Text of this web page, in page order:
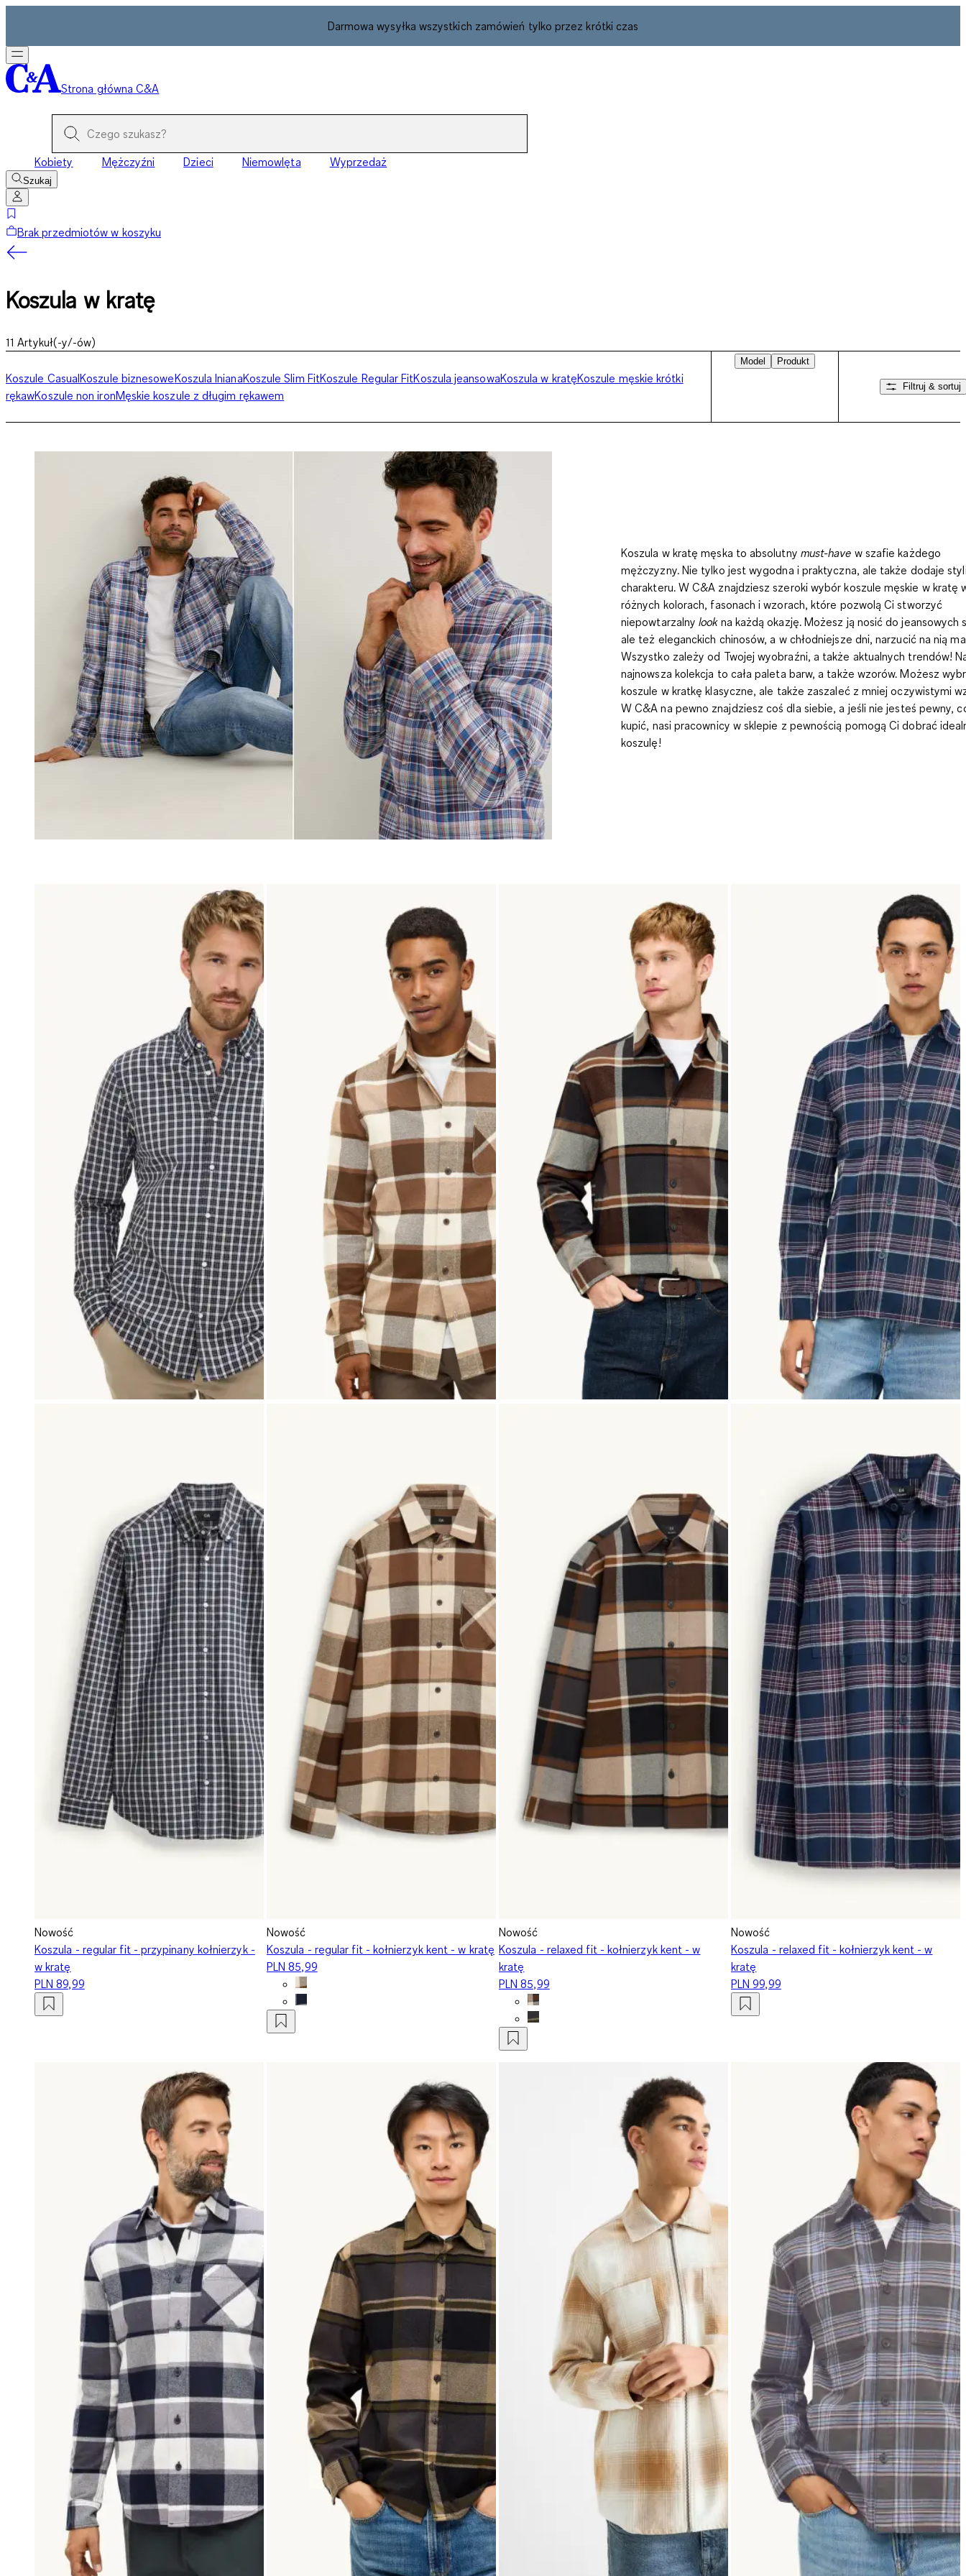
Darmowa wysyłka wszystkich zamówień tylko przez krótki czas
Strona główna C&A
Kobiety Mężczyźni Dzieci Niemowlęta Wyprzedaż
Szukaj
Brak przedmiotów w koszyku
Koszula w kratę
11 Artykuł(-y/-ów)
Koszule CasualKoszule biznesoweKoszula lnianaKoszule Slim FitKoszule Regular FitKoszula jeansowaKoszula w kratęKoszule męskie krótki
rękawKoszule non ironMęskie koszule z długim rękawem
Model Produkt
Filtruj & sortuj
Koszula w kratę męska to absolutny must-have w szafie każdego
mężczyzny. Nie tylko jest wygodna i praktyczna, ale także dodaje
charakteru. W C&A znajdziesz szeroki wybórkoszule męskie w kratę
różnych kolorach, fasonach i wzorach, które pozwolą Ci stworzyć
niepowtarzalnylookna każdą okazję. Możesz ją nosić do jeansowych
ale też eleganckich chinosów, a w chłodniejsze dni, narzucić na nią
Wszystko zależy od Twojej wyobraźni, a także aktualnych trendów!
najnowsza kolekcja to cała paleta barw, a także wzorów. Możesz
koszule w kratkę klasyczne, ale także zaszaleć z mniej oczywistymi
W C&A na pewno znajdziesz coś dla siebie, a jeśli nie jesteś pewny,
kupić, nasi pracownicy w sklepie z pewnością pomogą Ci dobrać
koszulę!
Nowość
Koszula - regular fit - przypinany kołnierzyk -
w kratę
PLN 89,99
Nowość
Koszula - regular fit - kołnierzyk kent - w kratę
PLN 85,99
Nowość
Koszula - relaxed fit - kołnierzyk kent - w
kratę
PLN 85,99
Nowość
Koszula - relaxed fit - kołnierzyk kent - w
kratę
PLN 99,99